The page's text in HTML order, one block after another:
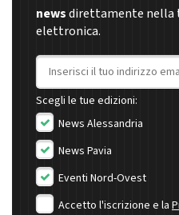
newsdirettamente nella
elettronica.
Indirizzo email
Scegli le tue edizioni:
News Alessandria
News Pavia
Eventi Nord-Ovest
Accetto l'iscrizione e la